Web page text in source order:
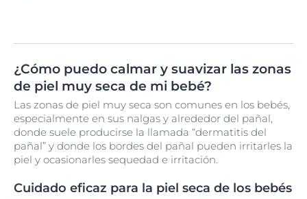
¿Cómo puedo calmar y suavizar las zonas
de piel muy seca de mi bebé?
Las zonas de piel muy seca son comunes en los bebés,
especialmente en sus nalgas y alrededor del pañal,
donde suele producirse la llamada “dermatitis del
pañal” y donde los bordes del pañal pueden irritarles la
piel y ocasionarles sequedad e irritación.
Cuidado eficaz para la piel seca de los bebés